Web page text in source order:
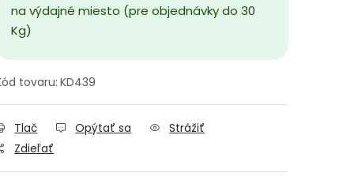
na výdajné miesto (pre objednávky do 30
Kg)
tovaru: KD439
Tlač Opýtať sa
Strážiť
Zdieľať